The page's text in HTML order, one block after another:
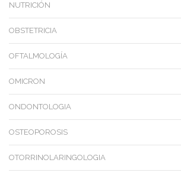
NUTRICIÓN
OBSTETRICIA
OFTALMOLOGÍA
OMICRON
ONDONTOLOGIA
OSTEOPOROSIS
OTORRINOLARINGOLOGIA